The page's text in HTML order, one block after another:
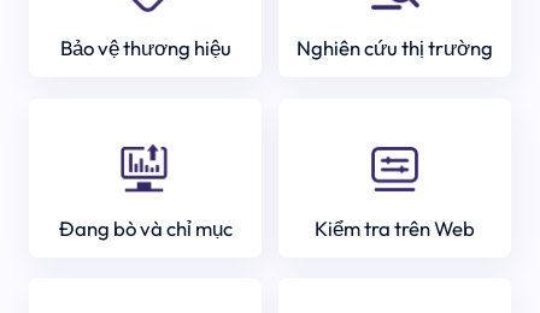
Bảo vệ thương hiệu Nghiên cứu thị trường
Đang bò và chỉ mục Kiểm tra trên Web